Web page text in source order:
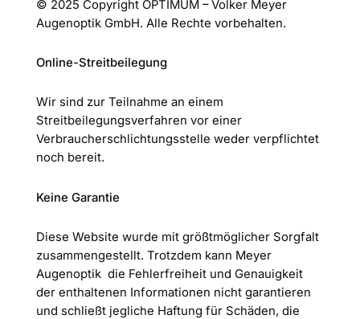
© 2025 Copyright OPTIMUM – Volker Meyer
Augenoptik GmbH. Alle Rechte vorbehalten.
Online-Streitbeilegung
Wir sind zur Teilnahme an einem
Streitbeilegungsverfahren vor einer
Verbraucherschlichtungsstelle weder verpflichtet
noch bereit.
Keine Garantie
Diese Website wurde mit größtmöglicher Sorgfalt
zusammengestellt. Trotzdem kann Meyer
Augenoptik die Fehlerfreiheit und Genauigkeit
der enthaltenen Informationen nicht garantieren
und schließt jegliche Haftung für Schäden, die